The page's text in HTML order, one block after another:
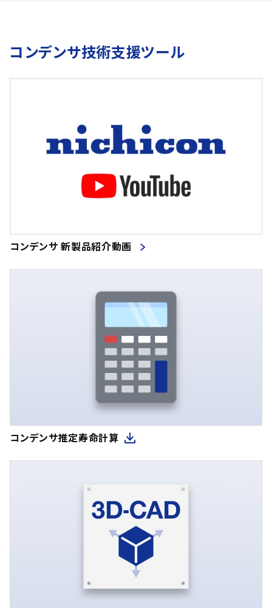
コンデンサ技術支援ツール
コンデンサ 新製品紹介動画
コンデンサ推定寿命計算